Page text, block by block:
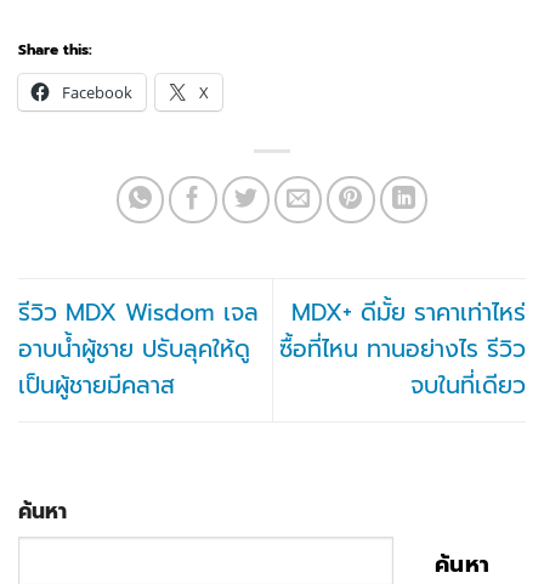
Share this:
Facebook
X
รีวิว MDX Wisdom เจล
อาบน้ำผู้ชาย ปรับลุคให้ดู
เป็นผู้ชายมีคลาส
MDX+ ดีมั้ย ราคาเท่าไหร่
ซื้อที่ไหน ทานอย่างไร รีวิว
จบในที่เดียว
ค้นหา
ค้นหา